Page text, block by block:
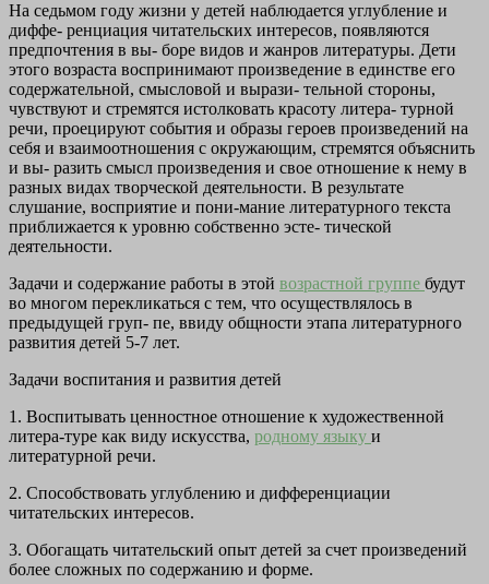
На седьмом году жизни у детей наблюдается углубление и
диффе- ренциация читательских интересов, появляются
предпочтения в вы- боре видов и жанров литературы. Дети
этого возраста воспринимают произведение в единстве его
содержательной, смысловой и вырази- тельной стороны,
чувствуют и стремятся истолковать красоту литера- турной
речи, проецируют события и образы героев произведений на
себя и взаимоотношения с окружающим, стремятся объяснить
и вы- разить смысл произведения и свое отношение к нему в
разных видах творческой деятельности. В результате
слушание, восприятие и пони-мание литературного текста
приближается к уровню собственно эсте- тической
деятельности.
Задачи и содержание работы в этой возрастной группе будут
во многом перекликаться с тем, что осуществлялось в
предыдущей груп- пе, ввиду общности этапа литературного
развития детей 5-7 лет.
Задачи воспитания и развития детей
1. Воспитывать ценностное отношение к художественной
литера-туре как виду искусства, родному языку и
литературной речи.
2. Способствовать углублению и дифференциации
читательских интересов.
3. Обогащать читательский опыт детей за счет произведений
более сложных по содержанию и форме.